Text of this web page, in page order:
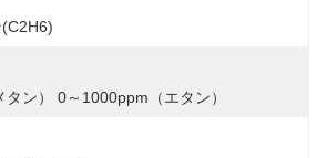
ン） 0～1000ppm（エタン）